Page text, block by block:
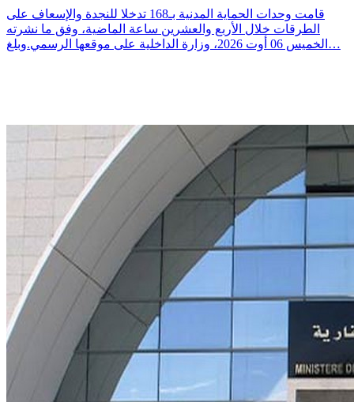
قامت وحدات الحماية المدنية بـ168 تدخلا للنجدة والإسعاف على
الطرقات خلال الأربع والعشرين ساعة الماضية، وفق ما نشرته
الخميس 06 أوت 2026، وزارة الداخلية على موقعها الرسمي.وبلغ…